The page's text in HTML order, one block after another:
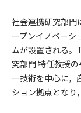
社会連携研究部門
ープンイノベーシ
ムが設置される。
究部門 特任教授
ー技術を中心に，
ション拠点となり